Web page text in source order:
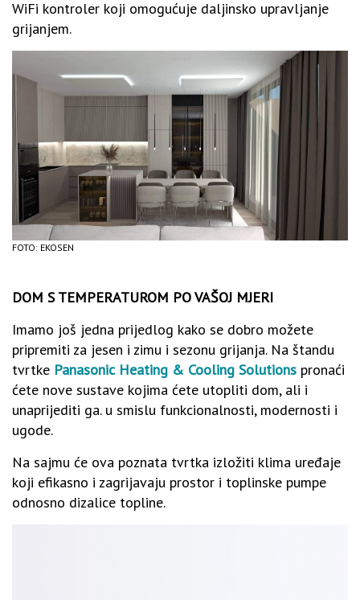
WiFi kontroler koji omogućuje daljinsko upravljanje
grijanjem.
FOTO: EKOSEN
DOM S TEMPERATUROM PO VAŠOJ MJERI
Imamo još jedna prijedlog kako se dobro možete
pripremiti za jesen i zimu i sezonu grijanja. Na štandu
tvrtke Panasonic Heating & Cooling Solutions pronaći
ćete nove sustave kojima ćete utopliti dom, ali i
unaprijediti ga. u smislu funkcionalnosti, modernosti i
ugode.
Na sajmu će ova poznata tvrtka izložiti klima uređaje
koji efikasno i zagrijavaju prostor i toplinske pumpe
odnosno dizalice topline.